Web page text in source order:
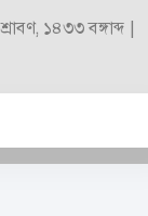
১৪৩৩ বঙ্গাব্দ |